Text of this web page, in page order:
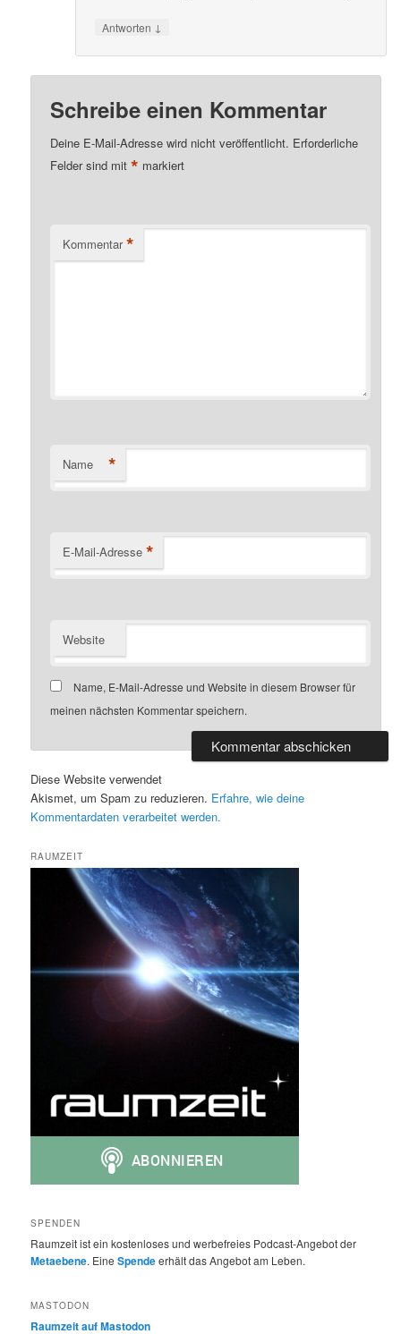
Antworten ↓
Schreibe einen Kommentar
Deine E-Mail-Adresse wird nicht veröffentlicht. Erforderliche
Felder sind mit* markiert
Kommentar *
Name *
E-Mail-Adresse *
Website
Name, E-Mail-Adresse und Website in diesem Browser für
meinen nächsten Kommentar speichern.
Diese Website verwendet
Akismet, um Spam zu reduzieren. Erfahre, wie deine
Kommentardaten verarbeitet werden.
RAUMZEIT
SPENDEN
Raumzeit ist ein kostenloses und werbefreies Podcast-Angebot der
Metaebene. EineSpendeerhält das Angebot am Leben.
MASTODON
Raumzeit auf Mastodon